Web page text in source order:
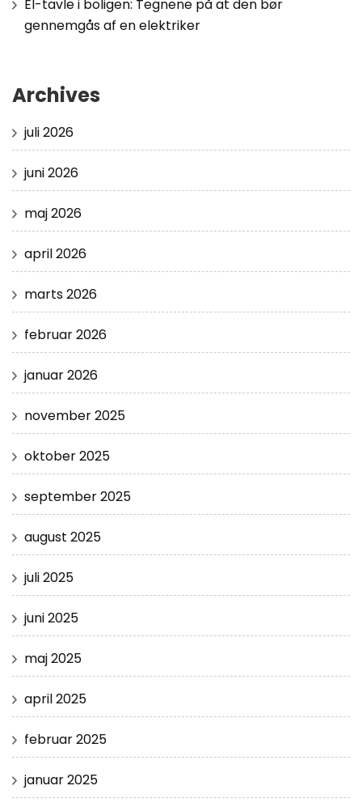
El-tavle i boligen: Tegnene på at den bør
gennemgås af en elektriker
Archives
juli 2026
juni 2026
maj 2026
april 2026
marts 2026
februar 2026
januar 2026
november 2025
oktober 2025
september 2025
august 2025
juli 2025
juni 2025
maj 2025
april 2025
februar 2025
januar 2025